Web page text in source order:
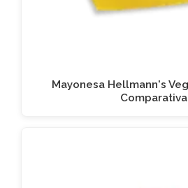
Mayonesa Hellmann's